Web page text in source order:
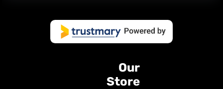
Our
Store